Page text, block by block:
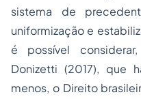
sistema de
uniformização e
é possível
Donizetti (2017), que
menos, o Direito